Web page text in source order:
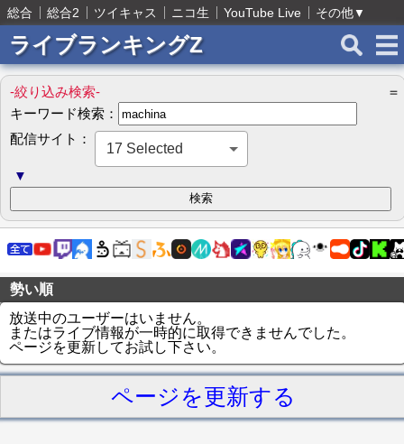
総合 総合2 ツイキャス ニコ生 YouTube Live その他▼
ライブランキングZ
-絞り込み検索-
＝
キーワード検索：
配信サイト：
17 Selected
▼
勢い順
放送中のユーザーはいません。
またはライブ情報が一時的に取得できませんでした。
ページを更新してお試し下さい。
ページを更新する